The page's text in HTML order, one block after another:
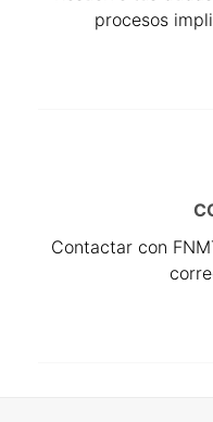
procesos
Contactar con